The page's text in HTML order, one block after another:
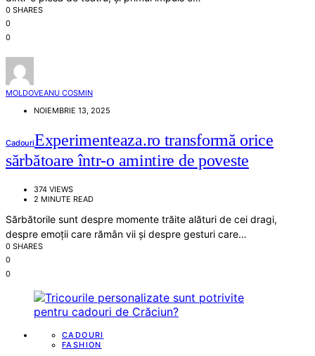
0 SHARES
0
0
MOLDOVEANU COSMIN
NOIEMBRIE 13, 2025
CadouriExperimenteaza.ro transformă orice
sărbătoare într-o amintire de poveste
374 VIEWS
2 MINUTE READ
Sărbătorile sunt despre momente trăite alături de cei dragi,
despre emoții care rămân vii și despre gesturi care…
0 SHARES
0
0
CADOURI
FASHION